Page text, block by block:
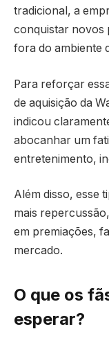
tradicional, a
conquistar novos
fora do ambiente
Para reforçar
de aquisição da
indicou
abocanhar um
entretenimento,
Além disso, esse
mais
em premiações,
mercado.
O que os
esperar?